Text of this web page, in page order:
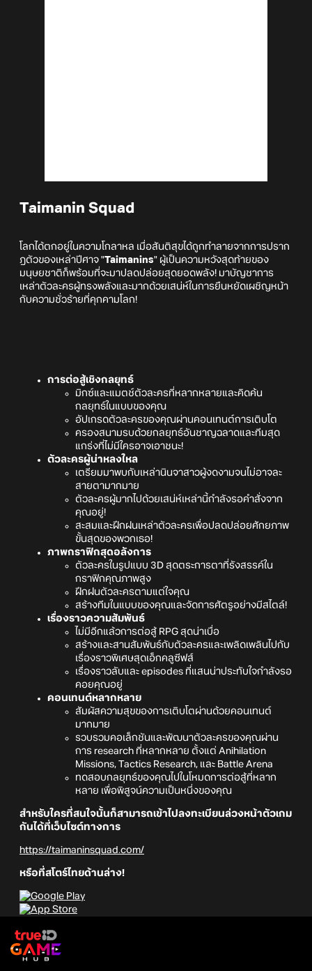
Taimanin Squad
โลกได้ตกอยู่ในความโกลาหล เมื่อสันติสุขได้ถูกทำลายจากการปราก
ฎตัวของเหล่าปีศาจ "Taimanins" ผู้เป็นความหวังสุดท้ายของ
มนุษยชาติก็พร้อมที่จะมาปลดปล่อยสุดยอดพลัง! มาบัญชาการ
เหล่าตัวละครผู้ทรงพลังและมากด้วยเสน่ห์ในการยืนหยัดเผชิญหน้า
กับความชั่วร้ายที่คุกคามโลก!
การต่อสู้เชิงกลยุทธ์
มิกซ์และแมตช์ตัวละครที่หลากหลายและคิดค้น
กลยุทธ์ในแบบของคุณ
อัปเกรดตัวละครของคุณผ่านคอนเทนต์การเติบโต
ครองสนามรบด้วยกลยุทธ์อันชาญฉลาดและทีมสุด
แกร่งที่ไม่มีใครอาจเอาชนะ!
ตัวละครผู้น่าหลงใหล
เตรียมมาพบกับเหล่านินจาสาวผู้งดงามจนไม่อาจละ
สายตามากมาย
ตัวละครผู้มากไปด้วยเสน่ห์เหล่านี้กำลังรอคำสั่งจาก
คุณอยู่!
สะสมและฝึกฝนเหล่าตัวละครเพื่อปลดปล่อยศักยภาพ
ขั้นสุดของพวกเธอ!
ภาพกราฟิกสุดอลังการ
ตัวละครในรูปแบบ 3D สุดตระการตาที่รังสรรค์ใน
กราฟิกคุณภาพสูง
ฝึกฝนตัวละครตามแต่ใจคุณ
สร้างทีมในแบบของคุณและจัดการศัตรูอย่างมีสไตล์!
เรื่องราวความสัมพันธ์
ไม่มีอีกแล้วการต่อสู้ RPG สุดน่าเบื่อ
สร้างและสานสัมพันธ์กับตัวละครและเพลิดเพลินไปกับ
เรื่องราวพิเศษสุดเอ็กคลูซีฟส์
เรื่องราวลับและ episodes ที่แสนน่าประทับใจกำลังรอ
คอยคุณอยู่
คอนเทนต์หลากหลาย
สัมผัสความสุขของการเติบโตผ่านด้วยคอนเทนต์
มากมาย
รวบรวมคอเล็กชันและพัฒนาตัวละครของคุณผ่าน
การ research ที่หลากหลาย ตั้งแต่ Anihilation
Missions, Tactics Research, และ Battle Arena
ทดสอบกลยุทธ์ของคุณไปในโหมดการต่อสู้ที่หลาก
หลาย เพื่อพิสูจน์ความเป็นหนึ่งของคุณ
สำหรับใครที่สนใจนั้นก็สามารถเข้าไปลงทะเบียนล่วงหน้าตัวเกม
กันได้ที่เว็บไซต์ทางการ
https://taimaninsquad.com/
หรือที่สโตร์ไทยด้านล่าง!